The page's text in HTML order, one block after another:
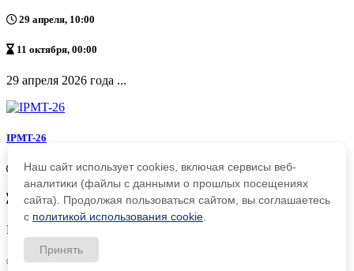
29 апреля, 10:00
11 октября, 00:00
29 апреля 2026 года ...
IPMT-26
02 августа, 10:00
09 августа, 18:00
Регистрация на XXIII...
© 2026 Антропософское общество в России
Наш сайт использует cookies, включая сервисы веб-
аналитики (файлы с данными о прошлых посещениях
сайта). Продолжая пользоваться сайтом, вы соглашаетесь
с политикой использования cookie
Принять